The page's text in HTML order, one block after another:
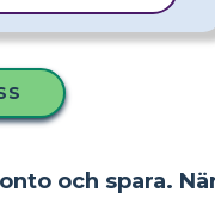
och spara.